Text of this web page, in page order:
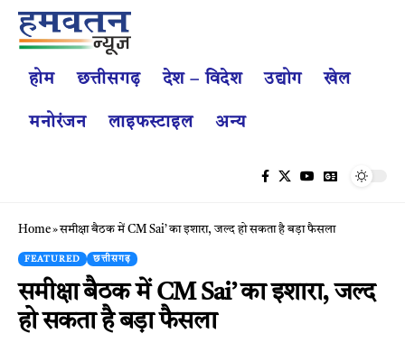
होम छत्तीसगढ़ देश – विदेश उद्योग खेल
मनोरंजन लाइफस्टाइल अन्य
Home»समीक्षा बैठक में CM Sai’ का इशारा, जल्द हो सकता है बड़ा फैसला
FEATURED छत्तीसगढ़
समीक्षा बैठक में CM Sai’ का इशारा, जल्द
हो सकता है बड़ा फैसला